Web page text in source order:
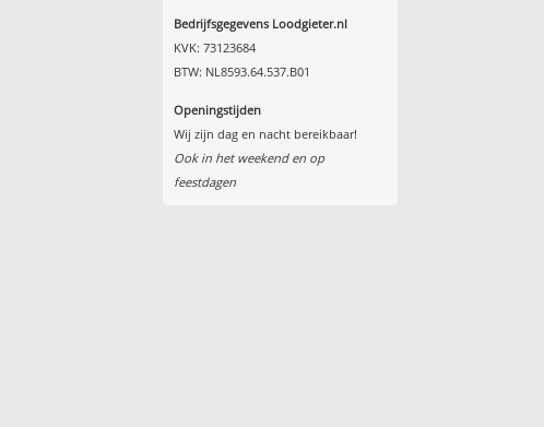
Bedrijfsgegevens Loodgieter.nl
KVK: 73123684
BTW: NL8593.64.537.B01
Openingstijden
Wij zijn dag en nacht bereikbaar!
Ook in het weekend en op
feestdagen